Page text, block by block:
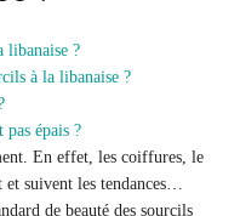
libanaise ?
à la libanaise ?
épais ?
En effet, les coiffures, le
suivent les tendances…
de beauté des sourcils